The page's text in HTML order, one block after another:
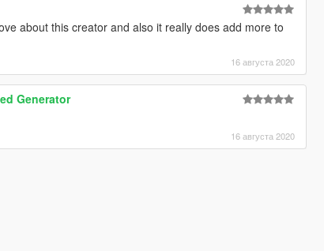
about this creator and also it really does add more to
16 августа 2020
Generator
16 августа 2020